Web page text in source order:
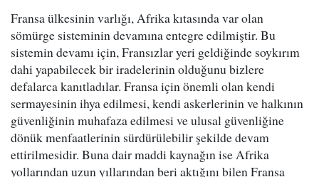
Fransa ülkesinin varlığı, Afrika kıtasında var olan
sömürge sisteminin devamına entegre edilmiştir. Bu
sistemin devamı için, Fransızlar yeri geldiğinde soykırım
dahi yapabilecek bir iradelerinin olduğunu bizlere
defalarca kanıtladılar. Fransa için önemli olan kendi
sermayesinin ihya edilmesi, kendi askerlerinin ve halkının
güvenliğinin muhafaza edilmesi ve ulusal güvenliğine
dönük menfaatlerinin sürdürülebilir şekilde devam
ettirilmesidir. Buna dair maddi kaynağın ise Afrika
yollarından uzun yıllarından beri aktığını bilen Fransa